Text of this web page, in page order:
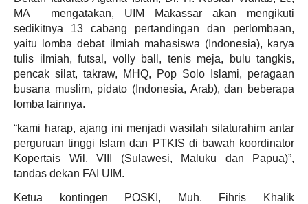
MA mengatakan, UIM Makassar akan mengikuti
sedikitnya 13 cabang pertandingan dan perlombaan,
yaitu lomba debat ilmiah mahasiswa (Indonesia), karya
tulis ilmiah, futsal, volly ball, tenis meja, bulu tangkis,
pencak silat, takraw, MHQ, Pop Solo Islami, peragaan
busana muslim, pidato (Indonesia, Arab), dan beberapa
lomba lainnya.
“kami harap, ajang ini menjadi wasilah silaturahim antar
perguruan tinggi Islam dan PTKIS di bawah koordinator
Kopertais Wil. VIII (Sulawesi, Maluku dan Papua)”,
tandas dekan FAI UIM.
Ketua kontingen POSKI, Muh. Fihris Khalik